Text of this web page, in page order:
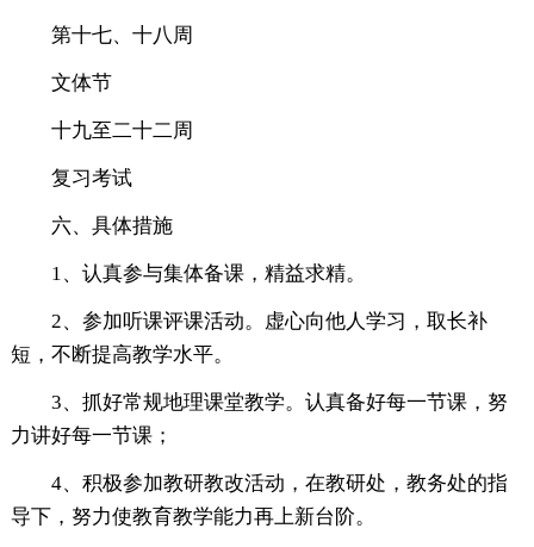
第十七、十八周
文体节
十九至二十二周
复习考试
六、具体措施
1、认真参与集体备课，精益求精。
2、参加听课评课活动。虚心向他人学习，取长补
短，不断提高教学水平。
3、抓好常规地理课堂教学。认真备好每一节课，努
力讲好每一节课；
4、积极参加教研教改活动，在教研处，教务处的指
导下，努力使教育教学能力再上新台阶。